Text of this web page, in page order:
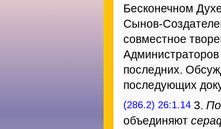
Бесконечном
Сынов-
совместное
Администраторов
последних.
последующих
(286.2) 26:1.14 3.
объединяют